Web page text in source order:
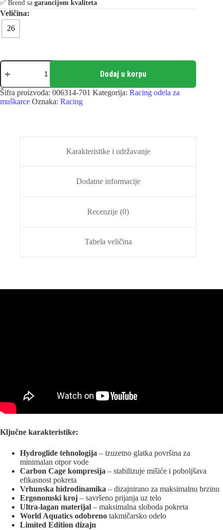
✅️ Brend sa garancijom kvaliteta
26
Arena
Racing
-
Powerskin
Carbon
Dodaj u korpu
Šifra proizvoda: 006314-701 Kategorija: Racing odela za
muškarce Oznaka: Racing
Karakteristike i održavanje
Dodatne informacije
Recenzije (0)
Tabela veličina
Ključne karakteristike:
Hydroglide tehnologija – izuzetno glatka površina za
minimalan otpor vode
Carbon Cage kompresija – stabilizuje mišiće i poboljšava
efikasnost pokreta
Vrhunska hidrodinamika – dizajnirano za maksimalnu brzinu
Ergonomski kroj – savršeno prijanja uz telo
Ultra-lagan materijal – maksimalna sloboda pokreta
World Aquatics odobreno takmičarsko odelo
Limited Edition dizajn